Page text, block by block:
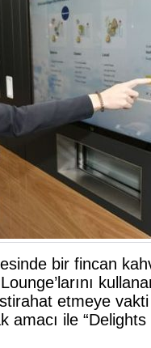
bir fincan
etmeye
amacı ile